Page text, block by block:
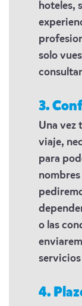
hoteles,
solo
3.
Una vez
viaje,
para
o las
4.